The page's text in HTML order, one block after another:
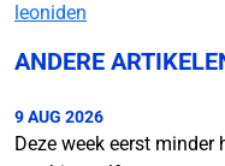
leoniden
ANDERE
9 AUG 2026
Deze week eerst